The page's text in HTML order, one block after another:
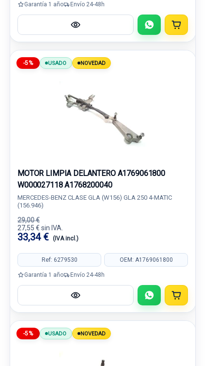
Garantía 1 año Envío 24-48h
-5% USADO NOVEDAD
MOTOR LIMPIA DELANTERO A1769061800
W000027118 A1768200040
MERCEDES-BENZ CLASE GLA (W156) GLA 250 4-MATIC
(156.946)
29,00 €
27,55 € sin IVA.
33,34 € (IVA incl.)
Ref: 6279530 OEM: A1769061800
Garantía 1 año Envío 24-48h
-5% USADO NOVEDAD